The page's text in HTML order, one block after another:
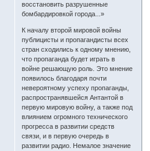
восстановить разрушенные
бомбардировкой города...»
К началу второй мировой войны
публицисты и пропагандисты всех
стран сходились к одному мнению,
что пропаганда будет играть в
войне решающую роль. Это мнение
появилось благодаря почти
невероятному успеху пропаганды,
распространявшейся Антантой в
первую мировую войну, а также под
влиянием огромного технического
прогресса в развитии средств
связи, и в первую очередь в
развитии радио. Немалое значение